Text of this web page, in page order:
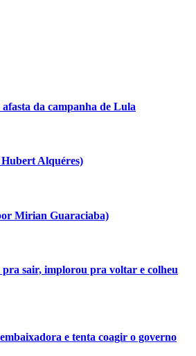
afasta da campanha de Lula
Alquéres)
Mirian Guaraciaba)
sair, implorou pra voltar e colheu
e tenta coagir o governo